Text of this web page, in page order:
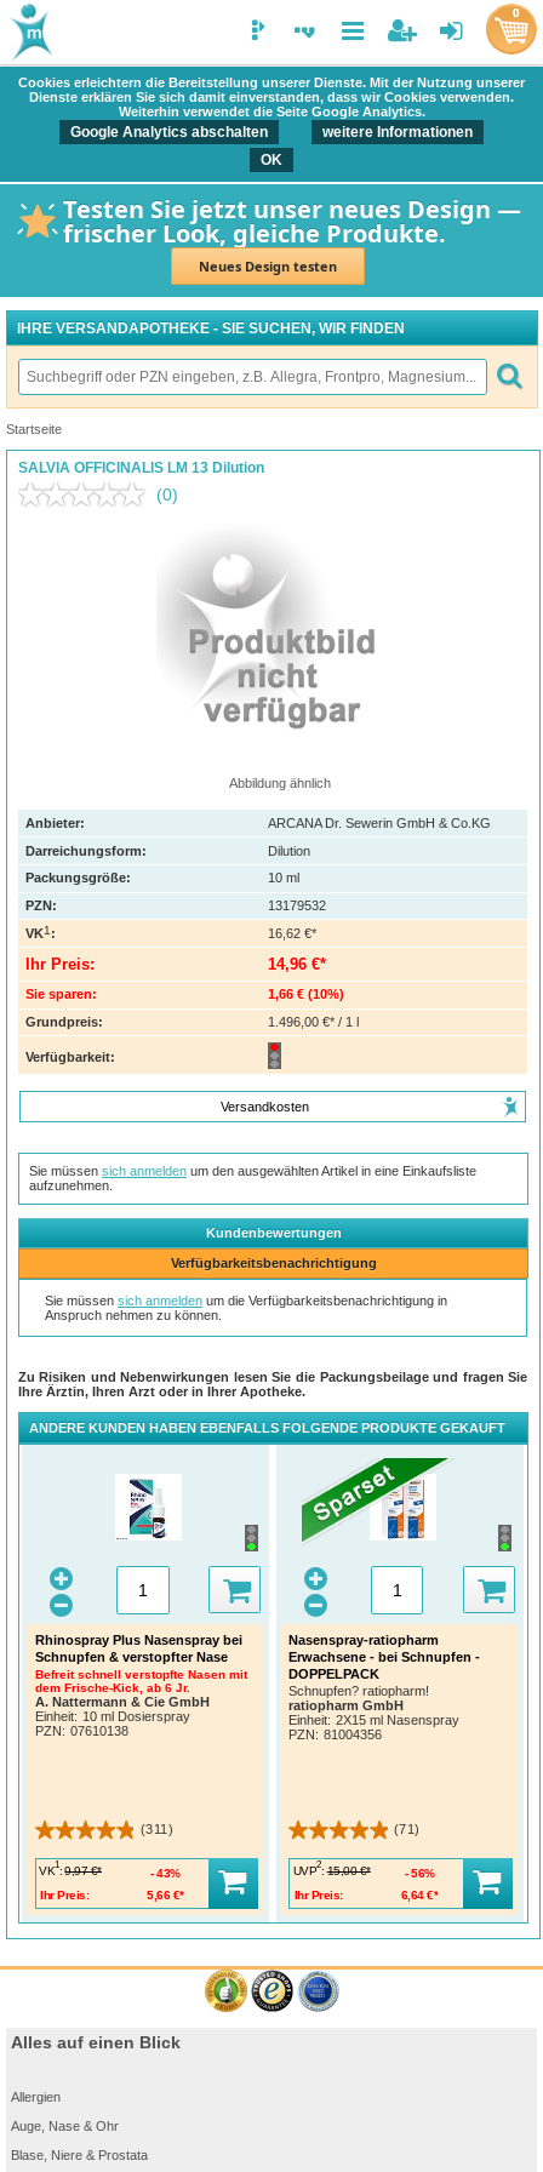
Cookies erleichtern die Bereitstellung unserer Dienste. Mit der Nutzung unserer
Dienste erklären Sie sich damit einverstanden, dass wir Cookies verwenden.
Weiterhin verwendet die Seite Google Analytics.
Google Analytics abschalten
weitere Informationen
OK
Testen Sie jetzt unser neues Design —
frischer Look, gleiche Produkte.
Neues Design testen
0
IHRE VERSANDAPOTHEKE - SIE SUCHEN, WIR FINDEN
Startseite
SALVIA OFFICINALIS LM 13 Dilution
(0)
Abbildung ähnlich
Anbieter:
ARCANA Dr. Sewerin GmbH & Co.KG
Darreichungsform:
Dilution
Packungsgröße:
10 ml
PZN:
13179532
VK1: 16,62 €*
Ihr Preis: 14,96 €*
Sie sparen: 1,66 € (10%)
Grundpreis:
1.496,00 €* / 1 l
Verfügbarkeit:
Versandkosten
Sie müssensich anmelden um den ausgewählten Artikel in eine Einkaufsliste
aufzunehmen.
Kundenbewertungen
Verfügbarkeitsbenachrichtigung
Sie müssensich anmelden um die Verfügbarkeitsbenachrichtigung in
Anspruch nehmen zu können.
Zu Risiken und Nebenwirkungen lesen Sie die Packungsbeilage und fragen Sie
Ihre Ärztin, Ihren Arzt oder in Ihrer Apotheke.
ANDERE KUNDEN HABEN EBENFALLS FOLGENDE PRODUKTE GEKAUFT
Rhinospray Plus Nasenspray bei
Schnupfen & verstopfter Nase
Befreit schnell verstopfte Nasen mit
dem Frische-Kick, ab 6 Jr.
A. Nattermann & Cie GmbH
Einheit: 10 ml Dosierspray
PZN : 07610138
(311)
VK
1
: 9,97 €*
Ihr Preis:
5,66 €*
43%
Nasenspray-ratiopharm
Erwachsene - bei Schnupfen -
DOPPELPACK
Schnupfen? ratiopharm!
ratiopharm GmbH
Einheit: 2X15 ml Nasenspray
PZN : 81004356
(71)
UVP
2
: 15,00 €*
Ihr Preis:
6,64 €*
56%
Alles auf einen Blick
Allergien
Auge, Nase & Ohr
Blase, Niere & Prostata